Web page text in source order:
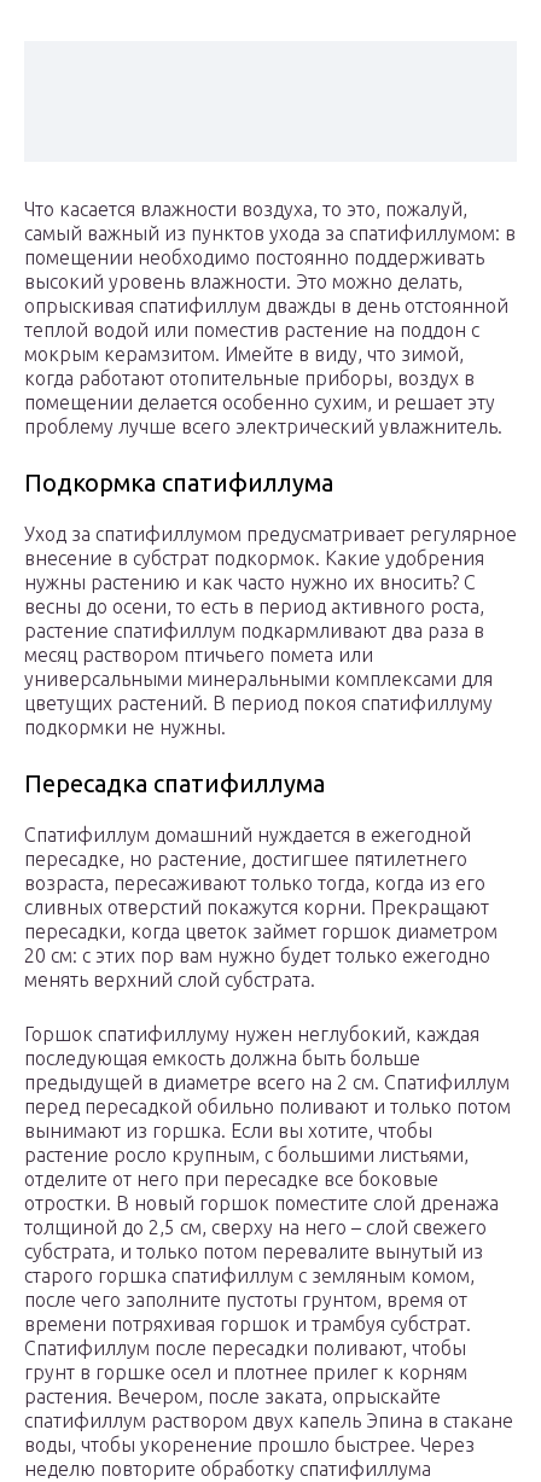
Что касается влажности воздуха, то это, пожалуй,
самый важный из пунктов ухода за спатифиллумом: в
помещении необходимо постоянно поддерживать
высокий уровень влажности. Это можно делать,
опрыскивая спатифиллум дважды в день отстоянной
теплой водой или поместив растение на поддон с
мокрым керамзитом. Имейте в виду, что зимой,
когда работают отопительные приборы, воздух в
помещении делается особенно сухим, и решает эту
проблему лучше всего электрический увлажнитель.
Подкормка спатифиллума
Уход за спатифиллумом предусматривает регулярное
внесение в субстрат подкормок. Какие удобрения
нужны растению и как часто нужно их вносить? С
весны до осени, то есть в период активного роста,
растение спатифиллум подкармливают два раза в
месяц раствором птичьего помета или
универсальными минеральными комплексами для
цветущих растений. В период покоя спатифиллуму
подкормки не нужны.
Пересадка спатифиллума
Спатифиллум домашний нуждается в ежегодной
пересадке, но растение, достигшее пятилетнего
возраста, пересаживают только тогда, когда из его
сливных отверстий покажутся корни. Прекращают
пересадки, когда цветок займет горшок диаметром
20 см: с этих пор вам нужно будет только ежегодно
менять верхний слой субстрата.
Горшок спатифиллуму нужен неглубокий, каждая
последующая емкость должна быть больше
предыдущей в диаметре всего на 2 см. Спатифиллум
перед пересадкой обильно поливают и только потом
вынимают из горшка. Если вы хотите, чтобы
растение росло крупным, с большими листьями,
отделите от него при пересадке все боковые
отростки. В новый горшок поместите слой дренажа
толщиной до 2,5 см, сверху на него – слой свежего
субстрата, и только потом перевалите вынутый из
старого горшка спатифиллум с земляным комом,
после чего заполните пустоты грунтом, время от
времени потряхивая горшок и трамбуя субстрат.
Спатифиллум после пересадки поливают, чтобы
грунт в горшке осел и плотнее прилег к корням
растения. Вечером, после заката, опрыскайте
спатифиллум раствором двух капель Эпина в стакане
воды, чтобы укоренение прошло быстрее. Через
неделю повторите обработку спатифиллума